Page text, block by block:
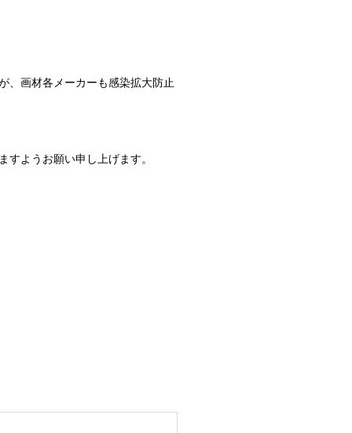
、画材各メーカーも感染拡大防止
ようお願い申し上げます。